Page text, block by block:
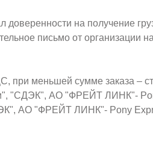
на получение
письмо от
при меньшей сумме заказа –
"СДЭК", АО "ФРЕЙТ ЛИНК"-
АО "ФРЕЙТ ЛИНК"- Pony